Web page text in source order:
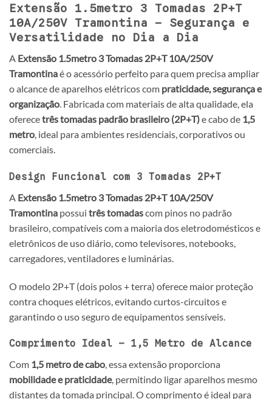
Extensão 1.5metro 3 Tomadas 2P+T
10A/250V Tramontina – Segurança e
Versatilidade no Dia a Dia
A Extensão 1.5metro 3 Tomadas 2P+T 10A/250V
Tramontinaé o acessório perfeito para quem precisa ampliar
o alcance de aparelhos elétricos com praticidade, segurança e
organização. Fabricada com materiais de alta qualidade, ela
oferecetrês tomadas padrão brasileiro (2P+T)e cabo de 1,5
metro, ideal para ambientes residenciais, corporativos ou
comerciais.
Design Funcional com 3 Tomadas 2P+T
A Extensão 1.5metro 3 Tomadas 2P+T 10A/250V
Tramontina possui três tomadascom pinos no padrão
brasileiro, compatíveis com a maioria dos eletrodomésticos e
eletrônicos de uso diário, como televisores, notebooks,
carregadores, ventiladores e luminárias.
O modelo 2P+T (dois polos + terra) oferece maior proteção
contra choques elétricos, evitando curtos-circuitos e
garantindo o uso seguro de equipamentos sensíveis.
Comprimento Ideal – 1,5 Metro de Alcance
Com 1,5 metro de cabo, essa extensão proporciona
mobilidade e praticidade, permitindo ligar aparelhos mesmo
distantes da tomada principal. O comprimento é ideal para